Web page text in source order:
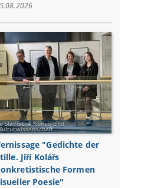
Slavische Kunst- und
"Gedichte der
Jiří Kolářs
Formen
Poesie"